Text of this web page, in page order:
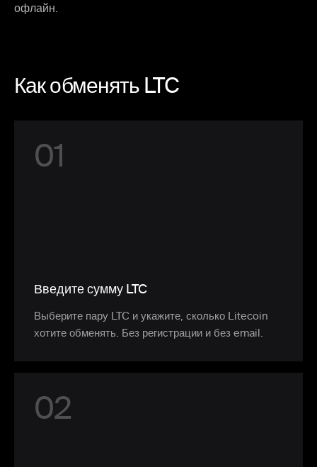
офлайн.
Как обменять LTC
01
Введите сумму LTC
Выберите пару LTC и укажите, сколько Litecoin
хотите обменять. Без регистрации и без email.
02